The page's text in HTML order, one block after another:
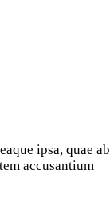
ipsa, quae ab
accusantium